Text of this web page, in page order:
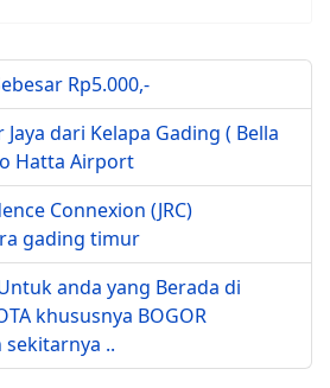
Rp5.000,-
Jaya dari Kelapa Gading ( Bella
Hatta Airport
Connexion (JRC)
gading timur
anda yang Berada di
khususnya BOGOR
sekitarnya ..